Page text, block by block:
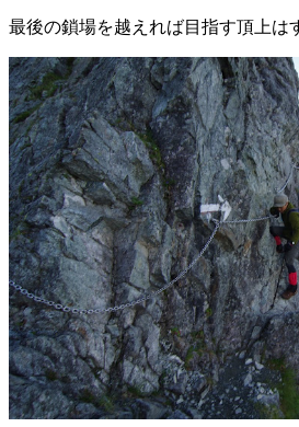
最後の鎖場を越えれば目指す頂上は